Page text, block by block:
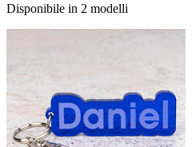
Disponibile in 2 modelli